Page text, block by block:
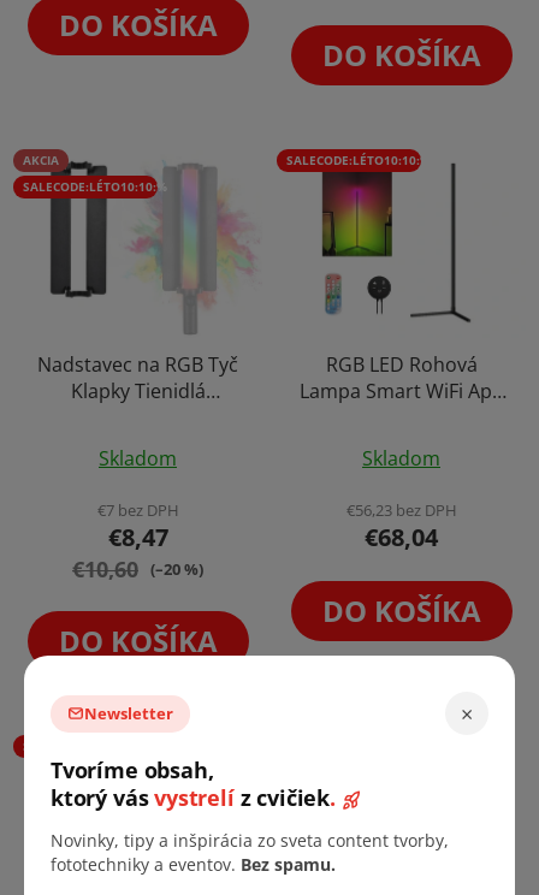
DO KOŠÍKA
DO KOŠÍKA
AKCIA
SALECODE:LÉTO10:10:%
Nadstavec na RGB Tyč
Klapky Tienidlá
od Chlíva
Skladom
€7 bez DPH
€8,47
€10,60 (–20 %)
DO KOŠÍKA
SALECODE:LÉTO10:10:%
RGB LED Rohová
Lampa Smart WiFi App
Svetelná Tyč Stick so
Základňou na Foto
Atmosféra 1,6 m
Skladom
€56,23 bez DPH
€68,04
DO KOŠÍKA
SALECODE:LÉTO10:10:%
Newsletter
×
Tvoríme obsah,
ktorý vásvystrelíz cvičiek.
Novinky, tipy a inšpirácia zo sveta content tvorby,
fototechniky a eventov. Bez spamu.